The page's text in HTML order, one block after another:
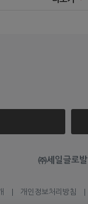
㈜세일글로발
개인정보처리방침